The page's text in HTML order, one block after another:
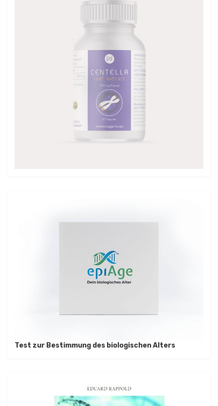
Test zur Bestimmung des biologischen Alters